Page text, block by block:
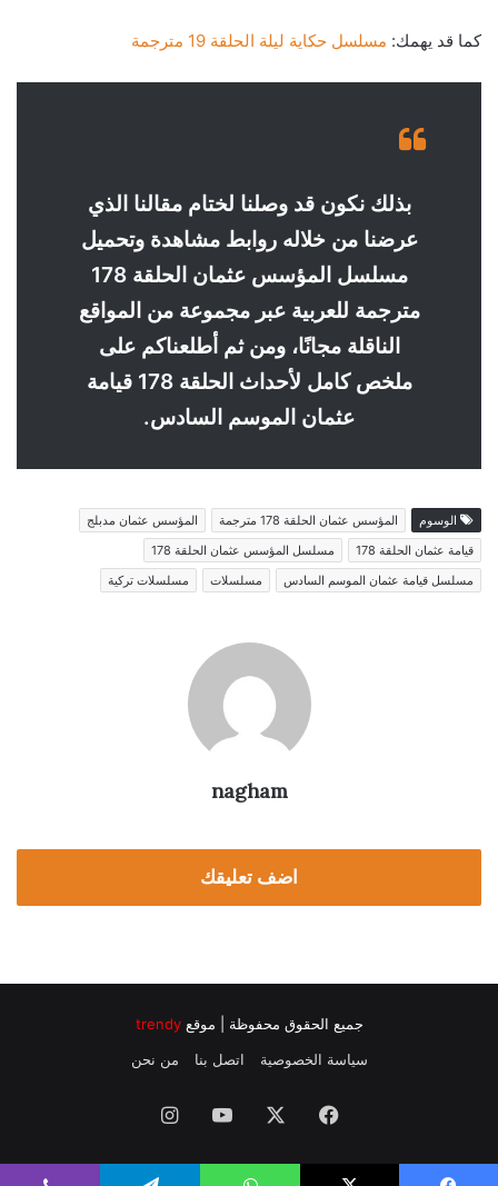
كما قد يهمك: مسلسل حكاية ليلة الحلقة 19 مترجمة
بذلك نكون قد وصلنا لختام مقالنا الذي
عرضنا من خلاله روابط مشاهدة وتحميل
مسلسل المؤسس عثمان الحلقة 178
مترجمة للعربية عبر مجموعة من المواقع
الناقلة مجانًا، ومن ثم أطلعناكم على
ملخص كامل لأحداث الحلقة 178 قيامة
عثمان الموسم السادس.
الوسوم المؤسس عثمان الحلقة 178 مترجمة
المؤسس عثمان مدبلج
قيامة عثمان الحلقة 178
مسلسل المؤسس عثمان الحلقة 178
مسلسل قيامة عثمان الموسم السادس
مسلسلات مسلسلات تركية
nagham
اضف تعليقك
جميع الحقوق محفوظة | موقع trendy
سياسة الخصوصية
اتصل بنا من نحن
فيسبوك ‫YouTube